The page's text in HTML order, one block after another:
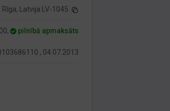
Latvija LV-1045
pilnībā apmaksāts
, 04.07.2013